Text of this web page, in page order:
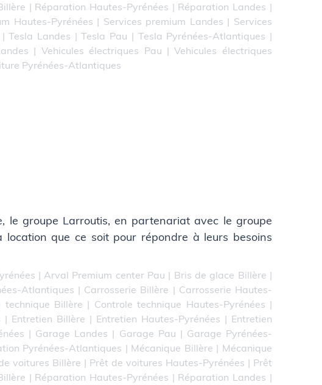
| Réparation Hautes-Pyrénées | Réparation Landes |
Hautes-Pyrénées | Services premium Landes | Services
|Tesla Landes |Tesla Pau | Tesla Pyrénées-Atlantiques |
| Vehicules électriques Pau |Vehicules électriques
Pyrénées-Atlantiques
le groupe Larroutis, en partenariat avec le groupe
que ce soit pour répondre à leurs besoins
|Arval Premium center Pau | Bris de glace Billère |
Atlantiques | Carrosserie Billère | Carrosserie Hautes-
technique Billère | Controle technique Hautes-Pyrénées |
| Entretien Billère | Entretien Hautes-Pyrénées | Entretien
| Garage Landes | Garage Pau | Garage Pyrénées-
Pyrénées-Atlantiques | Mécanique Billère | Mécanique
voitures Billère | Prêt de voitures Hautes-Pyrénées | Prêt
| Réparation Hautes-Pyrénées | Réparation Landes |